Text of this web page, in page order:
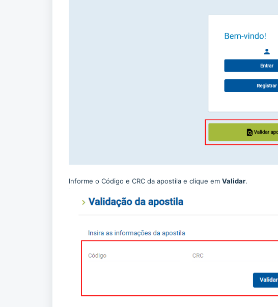
Informe o Código e CRC da apostila e clique em Validar.